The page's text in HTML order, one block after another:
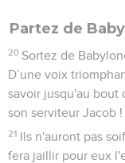
Partez de
20 Sortez de
D’une voix
savoir jusqu'au bout
son serviteur Jacob !
21 Ils n'auront pas
fera jaillir pour eux